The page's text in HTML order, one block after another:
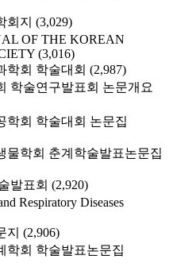
회지 (3,029)
OF THE KOREAN
(3,016)
학회 학술대회 (2,987)
학술연구발표회 논문개요
학회 학술대회 논문집
물학회 춘계학술발표논문집
발표회 (2,920)
Respiratory Diseases
지 (2,906)
학회 학술발표논문집